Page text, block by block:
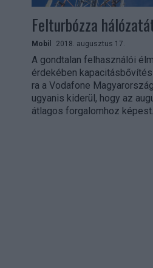
Felturbózza
Mobil 2018. augusztus 17.
A gondtalan felhasználói
érdekében
ra a Vodafone
ugyanis kiderül, hogy az
átlagos forgalomhoz képest...